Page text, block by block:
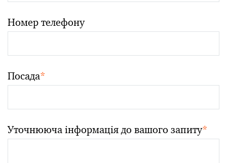
Номер телефону
Посада*
Уточнююча інформація до вашого запиту*